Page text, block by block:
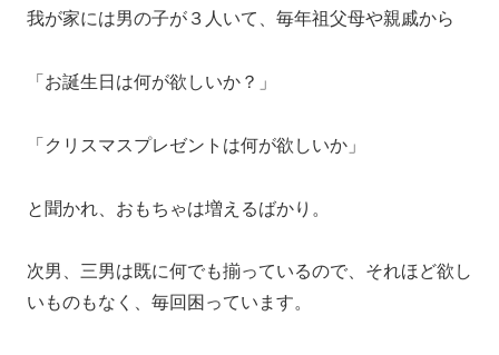
我が家には男の子が３人いて、毎年祖父母や親戚から
「お誕生日は何が欲しいか？」
「クリスマスプレゼントは何が欲しいか」
と聞かれ、おもちゃは増えるばかり。
次男、三男は既に何でも揃っているので、それほど欲し
いものもなく、毎回困っています。